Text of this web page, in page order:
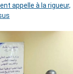
appelle à la rigueur,